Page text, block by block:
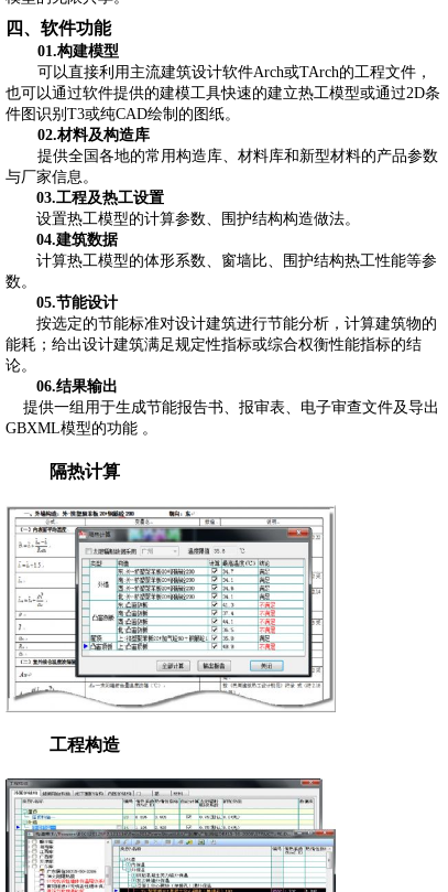
四、软件功能
01.构建模型
可以直接利用主流建筑设计软件Arch或TArch的工程文件，
也可以通过软件提供的建模工具快速的建立热工模型或通过2D条
件图识别 T3或纯CAD绘制的图纸。
02.材料及构造库
提供全国各地的常用构造库、材料库和新型材料的产品参数
与厂家信息。
03.工程及热工设置
设置热工模型的计算参数、围护结构构造做法。
04.建筑数据
计算热工模型的体形系数、窗墙比、围护结构热工性能等参
数。
05.节能设计
按选定的节能标准对设计建筑进行节能分析，计算建筑物的
能耗；给出设计建筑满足规定性指标或综合权衡性能指标的结
论。
06.结果输出
提供一组用于生成节能报告书、报审表、电子审查文件及导出
GBXML模型的功能 。
隔热计算
工程构造